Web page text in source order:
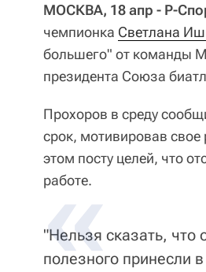
МОСКВА, 18 апр - Р-
чемпионка Светлана
большего" от команды
президента Союза
Прохоров в среду
срок, мотивировав свое
этом посту целей, что
работе.
"Нельзя сказать, что
полезного принесли